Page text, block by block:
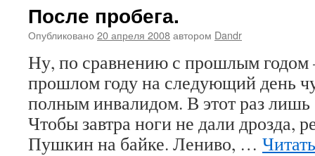
После пробега.
Опубликовано 20 апреля 2008автором Dandr
Ну, по сравнению с прошлым
прошлом году на следующий день
полным инвалидом. В этот раз лишь
Чтобы завтра ноги не дали дрозда,
Пушкин на байке. Лениво, …